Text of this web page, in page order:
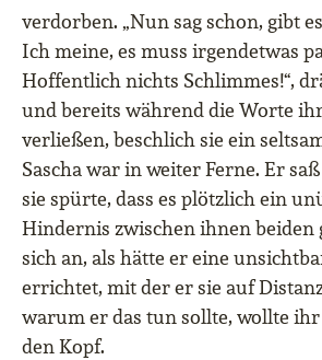
verdorben. „Nun sag schon, gibt
Ich meine, es muss irgendetwas
Hoffentlich nichts Schlimmes!“,
und bereits während die Worte
verließen, beschlich sie ein
Sascha war in weiter Ferne. Er
sie spürte, dass es plötzlich ein
Hindernis zwischen ihnen beiden
sich an, als hätte er eine
errichtet, mit der er sie auf
warum er das tun sollte, wollte
den Kopf.